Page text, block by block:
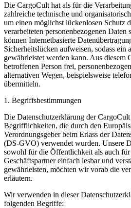
Die CargoCult hat als für die
zahlreiche technische und
um einen möglichst lückenlosen Schutz
verarbeiteten personenbezogenen Daten
können Internetbasierte
Sicherheitslücken aufweisen, sodass ein
gewährleistet werden kann. Aus diesem
betroffenen Person frei,
alternativen Wegen, beispielsweise
übermitteln.
1. Begriffsbestimmungen
Die Datenschutzerklärung der
Begrifflichkeiten, die durch den
Verordnungsgeber beim Erlass der
(DS-GVO) verwendet wurden. Unsere
sowohl für die Öffentlichkeit als auch
Geschäftspartner einfach lesbar und
gewährleisten, möchten wir vorab die
erläutern.
Wir verwenden in dieser
folgenden Begriffe: